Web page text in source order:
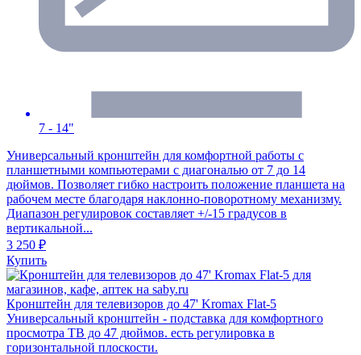
7 - 14"
Универсальный кронштейн для комфортной работы с
планшетными компьютерами с диагональю от 7 до 14
дюймов. Позволяет гибко настроить положение планшета на
рабочем месте благодаря наклонно-поворотному механизму.
Диапазон регулировок составляет +/-15 градусов в
вертикальной...
3 250 ₽
Купить
Кронштейн для телевизоров до 47' Kromax Flat-5
Универсальный кронштейн - подставка для комфортного
просмотра ТВ до 47 дюймов. есть регулировка в
горизонтальной плоскости.